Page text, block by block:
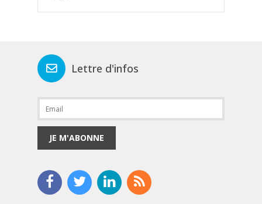
Lettre d'infos
JE M'ABONNE